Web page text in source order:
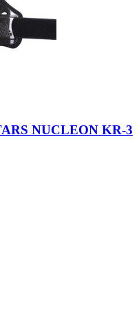
NUCLEON KR-3